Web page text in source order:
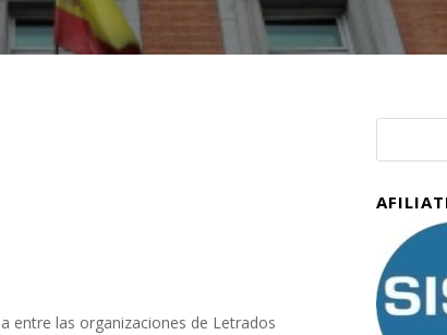
entre las organizaciones de Letrados